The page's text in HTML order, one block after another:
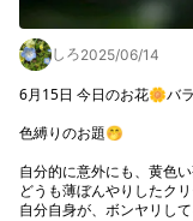
しろ2025/06/14
6月15日 今日のお花🌼バ
色縛りのお題🤭
自分的に意外にも、黄色
どうも薄ぼんやりしたク
自分自身が、ボンヤリし